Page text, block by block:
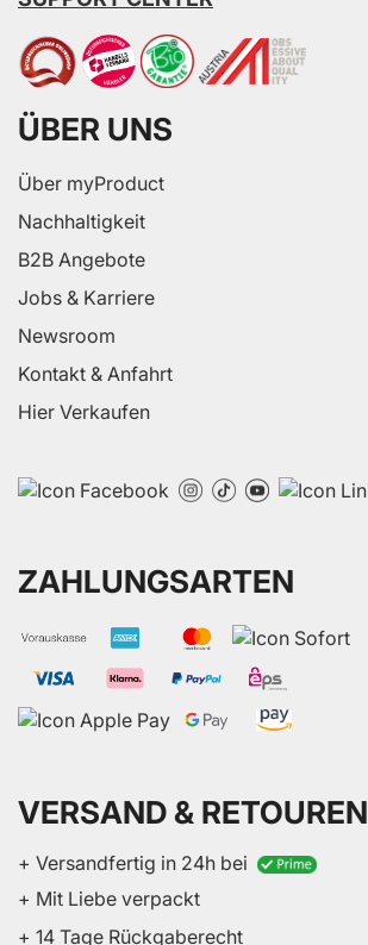
ÜBER UNS
Über myProduct
Nachhaltigkeit
B2B Angebote
Jobs & Karriere
Newsroom
Kontakt & Anfahrt
Hier Verkaufen
ZAHLUNGSARTEN
VERSAND & RETOUREN
+ Versandfertig in 24h bei
+ Mit Liebe verpackt
+ 14 Tage Rückgaberecht